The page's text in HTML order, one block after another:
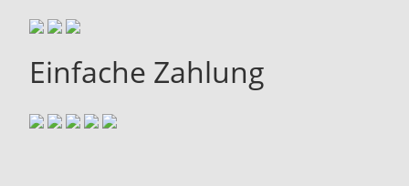
Einfache Zahlung